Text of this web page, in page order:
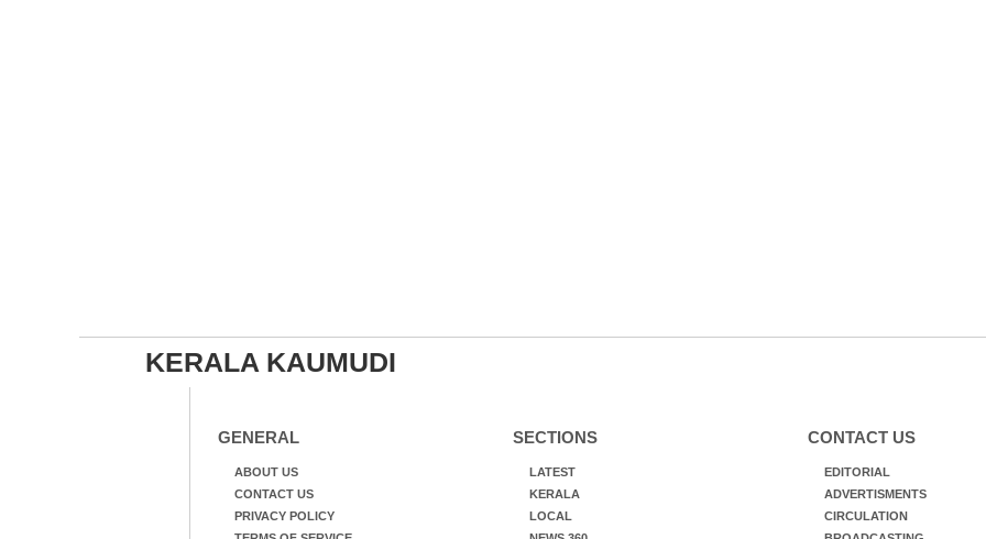
KERALA KAUMUDI
GENERAL
ABOUT US
CONTACT US
PRIVACY POLICY
SECTIONS
LATEST
KERALA
LOCAL
CONTACT US
EDITORIAL
ADVERTISMENTS
CIRCULATION